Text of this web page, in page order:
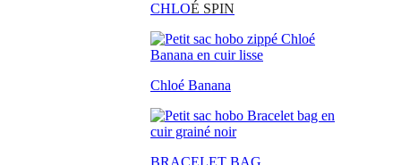
CHLOÉ SPIN
Chloé Banana
BRACELET BAG